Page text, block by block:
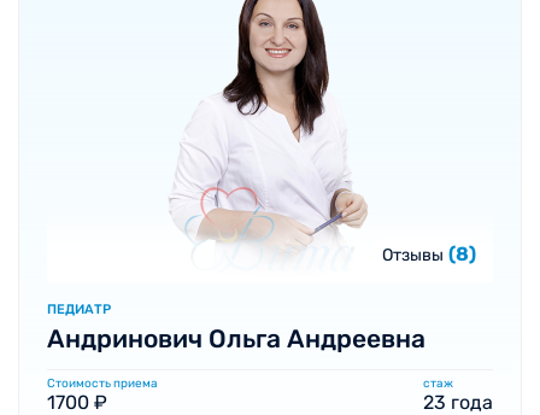
Отзывы (8)
ПЕДИАТР
Андринович Ольга Андреевна
Стоимость приема
1700 ₽
стаж
23 года